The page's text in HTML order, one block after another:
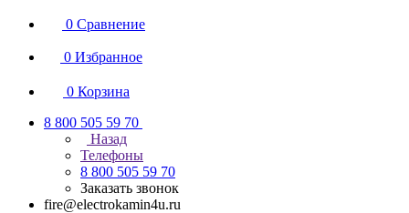
0 Сравнение
0 Избранное
0 Корзина
8 800 505 59 70
Назад
Телефоны
8 800 505 59 70
Заказать звонок
fire@electrokamin4u.ru